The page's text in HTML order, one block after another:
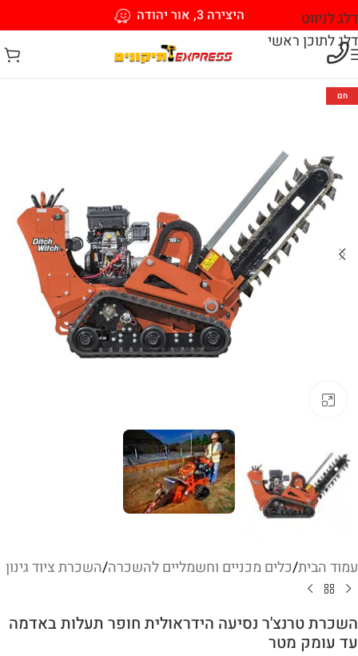
דלג לניווט
דלג לתוכן ראשי
היצירה 3, אור יהודה
חם
עמוד הבית/כלים מכניים וחשמליים להשכרה/השכרת ציוד גינון
השכרת טרנצ'ר נסיעה הידראולית חופר תעלות באדמה
עד עומק מטר